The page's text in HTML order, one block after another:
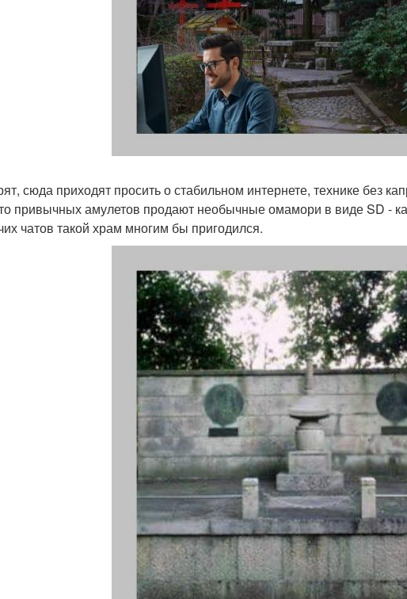
сюда приходят просить о стабильном интернете, технике без
привычных амулетов продают необычные омамори в виде SD -
чатов такой храм многим бы пригодился.